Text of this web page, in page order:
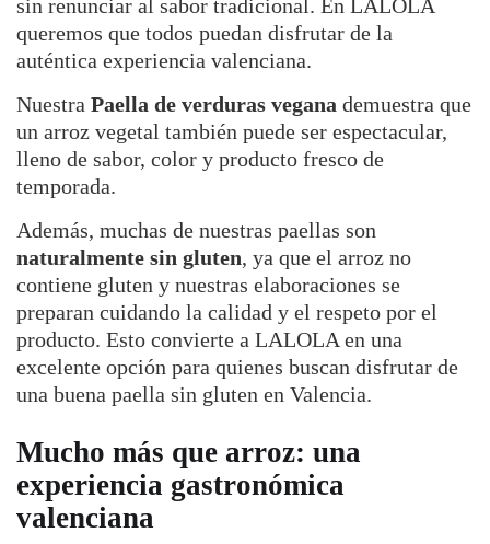
sin renunciar al sabor tradicional. En LALOLA
queremos que todos puedan disfrutar de la
auténtica experiencia valenciana.
Nuestra Paella de verduras vegana demuestra que
un arroz vegetal también puede ser espectacular,
lleno de sabor, color y producto fresco de
temporada.
Además, muchas de nuestras paellas son
naturalmente sin gluten, ya que el arroz no
contiene gluten y nuestras elaboraciones se
preparan cuidando la calidad y el respeto por el
producto. Esto convierte a LALOLA en una
excelente opción para quienes buscan disfrutar de
una buena paella sin gluten en Valencia.
Mucho más que arroz: una
experiencia gastronómica
valenciana